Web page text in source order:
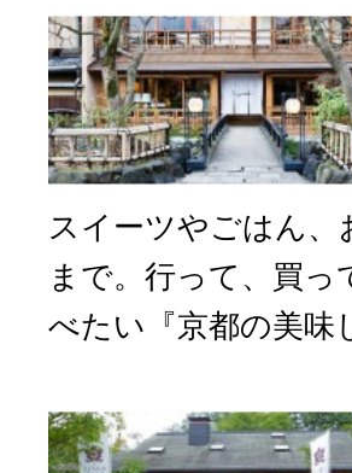
スイーツやごはん、
まで。行って、買っ
べたい『京都の美味